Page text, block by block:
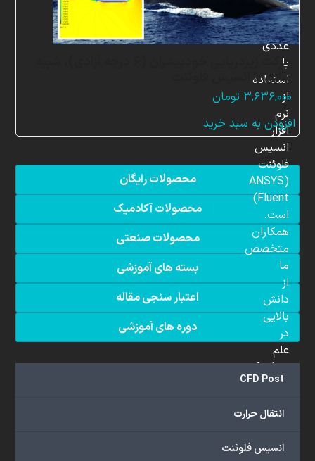
سازی با انسیس فلوئنت
۳,۶۳۶,۰۰۰ تومان
افزودن به سبد خرید
محصولات رایگان
محصولات آکادمیک
محصولات صنعتی
بسته های آموزشی
اعتبار سنجی مقاله
دوره های آموزشی
CFD Post
انتقال حرارت
انسیس فلوئنت
شبیه
سازی
عددی
با
استفاده
از
نرم
افزار
انسیس
فلوئنت
(ANSYS
Fluent)
است.
همکاران
متخصص
ما
از
دانش
بالایی
در
علم
دینامیک
سیالات
(CFD)
هستند.